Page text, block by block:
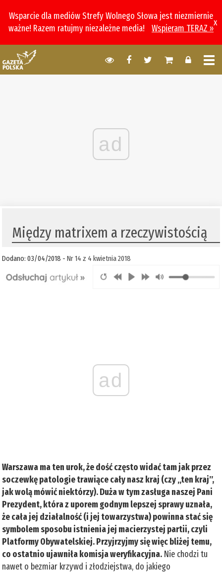
Wsparcie dla mediów Strefy Wolnego Słowa jest niezmiernie
ważne! Razem ratujmy niezależne media!
Wspieram TERAZ »
x
ad
Między matrixem a rzeczywistością
Dodano: 03/04/2018 -Nr 14 z 4 kwietnia 2018
ad
Warszawa ma ten urok, że dość często widać tam jak przez
soczewkę patologie trawiące cały nasz kraj (czy „ten kraj”,
jak wolą mówić niektórzy). Duża w tym zasługa naszej Pani
Prezydent, która z uporem godnym lepszej sprawy uznała,
że cała jej działalność (i jej towarzystwa) powinna stać się
symbolem sposobu istnienia jej macierzystej partii, czyli
Platformy Obywatelskiej. Przyjrzyjmy się więc bliżej temu,
co ostatnio ujawniła komisja weryfikacyjna. Nie chodzi tu
nawet o bezmiar krzywd i złodziejstwa, do jakiego